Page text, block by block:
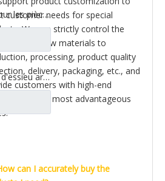
28/21 pignon conique pour les pièces de rechange A3463502939 du nord de camion de Benz Beiben
Dents d'angle de bassin d'essieu arrière pour pièces de rechange AZ9981320157 de camion de Sinotruk Howo AC16
customer needs for special
We can strictly control the
from raw materials to
processing, product quality
delivery, packaging, etc., and
customers with high-end
and the most advantageous
can I accurately buy the